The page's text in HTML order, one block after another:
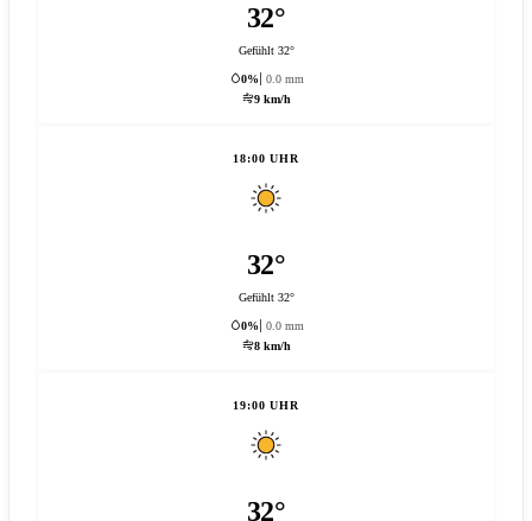
32°
Gefühlt 32°
0%
0.0 mm
9 km/h
18:00 UHR
32°
Gefühlt 32°
0%
0.0 mm
8 km/h
19:00 UHR
32°